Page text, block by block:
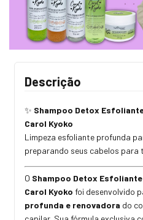
Descrição
✨ Shampoo Detox
Carol Kyoko
Limpeza esfoliante profunda
preparando seus cabelos
O Shampoo Detox
Carol Kyoko foi desenvolvido
profunda e renovadora do